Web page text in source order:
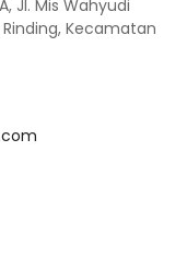
Jl. Mis Wahyudi
Rinding, Kecamatan